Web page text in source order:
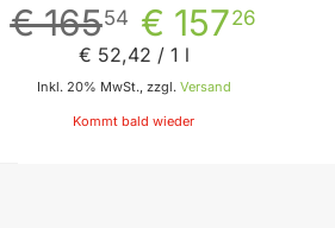
€ 15726
€ 16554
Inkl. 20% MwSt., zzgl. Versand
€ 52,42 / 1 l
Kommt bald wieder